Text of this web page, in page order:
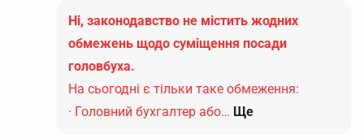
Ні, законодавство не містить жодних
обмежень щодо суміщення посади
головбуха.
На сьогодні є тільки таке обмеження:
· Головний бухгалтер або… Ще